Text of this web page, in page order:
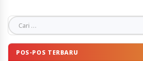
Cari untuk:
POS-POS TERBARU